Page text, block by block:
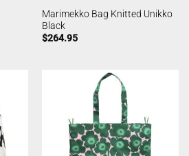
Marimekko Bag Knitted Unikko
Black
$264.95